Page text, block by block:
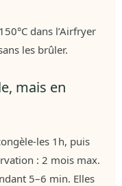
dans l’Airfryer
les brûler.
mais en
les 1h, puis
: 2 mois max.
5–6 min. Elles